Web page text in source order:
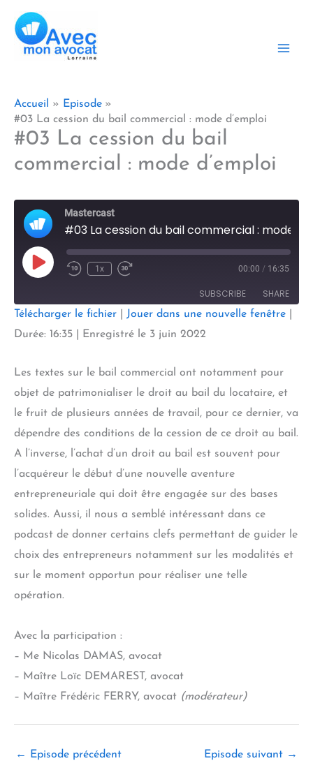
contenu
Accueil
Episode
#03 La cession du bail commercial : mode d’emploi
#03 La cession du bail
commercial : mode d’emploi
Mastercast
Play
Episode
1x 00:00 / 16:35
SUBSCRIBE SHARE
SHARE
EMBED
Télécharger le fichier Jouer dans une nouvelle fenêtre
Durée: 16:35
Enregistré le 3 juin 2022
Les textes sur le bail commercial ont notamment pour
objet de patrimonialiser le droit au bail du locataire, et
le fruit de plusieurs années de travail, pour ce dernier, va
dépendre des conditions de la cession de ce droit au bail.
A l’inverse, l’achat d’un droit au bail est souvent pour
l’acquéreur le début d’une nouvelle aventure
entrepreneuriale qui doit être engagée sur des bases
solides. Aussi, il nous a semblé intéressant dans ce
podcast de donner certains clefs permettant de guider le
choix des entrepreneurs notamment sur les modalités et
sur le moment opportun pour réaliser une telle
opération.
Avec la participation :
– Me Nicolas DAMAS, avocat
– Maître Loïc DEMAREST, avocat
– Maître Frédéric FERRY, avocat (modérateur)
← Episode précédent Episode suivant →